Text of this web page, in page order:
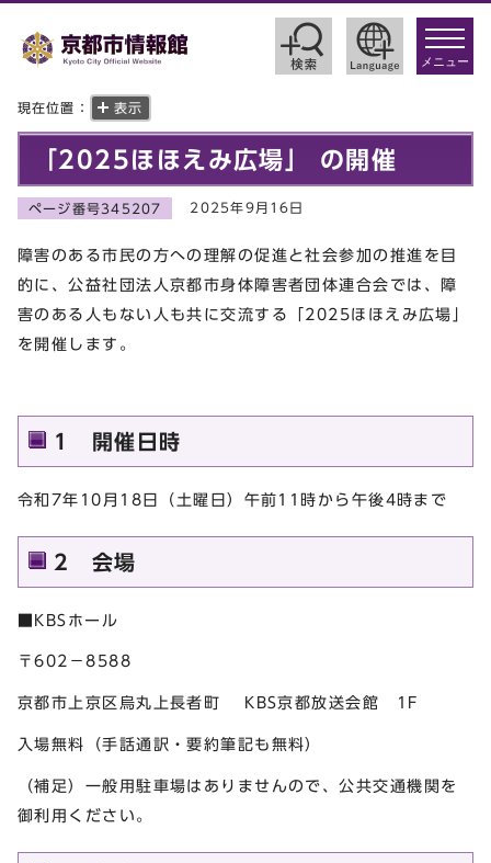
toggle
メニュー
現在位置： 表示
「2025ほほえみ広場」 の開催
ページ番号345207 2025年9月16日
障害のある市民の方への理解の促進と社会参加の推進を目
的に、公益社団法人京都市身体障害者団体連合会では、障
害のある人もない人も共に交流する「2025ほほえみ広場」
を開催します。
1 開催日時
令和7年10月18日（土曜日）午前11時から午後4時まで
2 会場
■KBSホール
〒602－8588
京都市上京区烏丸上長者町 KBS京都放送会館 1F
入場無料（手話通訳・要約筆記も無料）
（補足）一般用駐車場はありませんので、公共交通機関を
御利用ください。